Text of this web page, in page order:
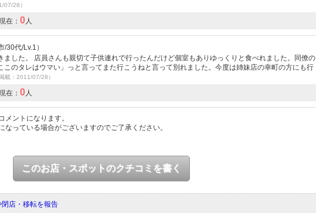
07/28）
在： 0人
30代/Lv.1）
ました。 店員さんも親切て子供連れで行ったんだけど個室もありゆっくりと食べれました。同僚の
このタレはウマい」っと言ってまた行こうねと言って別れました。今度は姉妹店の幸町の方にも行
載：2011/07/28）
在： 0人
ントになります。
っている場合がございますのでご了承ください。
このお店・スポットのクチコミを書く
店・移転を報告